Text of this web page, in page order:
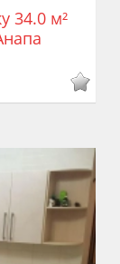
34.0 м²